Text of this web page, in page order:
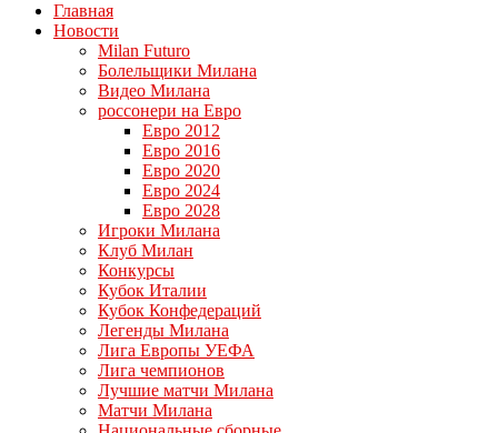
Главная
Новости
Milan Futuro
Болельщики Милана
Видео Милана
россонери на Евро
Евро 2012
Евро 2016
Евро 2020
Евро 2024
Евро 2028
Игроки Милана
Клуб Милан
Конкурсы
Кубок Италии
Кубок Конфедераций
Легенды Милана
Лига Европы УЕФА
Лига чемпионов
Лучшие матчи Милана
Матчи Милана